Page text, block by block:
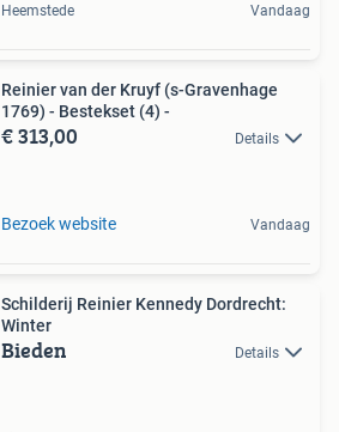
Heemstede
Vandaag
Reinier van der Kruyf (s-Gravenhage
1769) - Bestekset (4) -
€ 313,00 Details
Bezoek website Vandaag
Schilderij Reinier Kennedy Dordrecht:
Winter
Bieden Details